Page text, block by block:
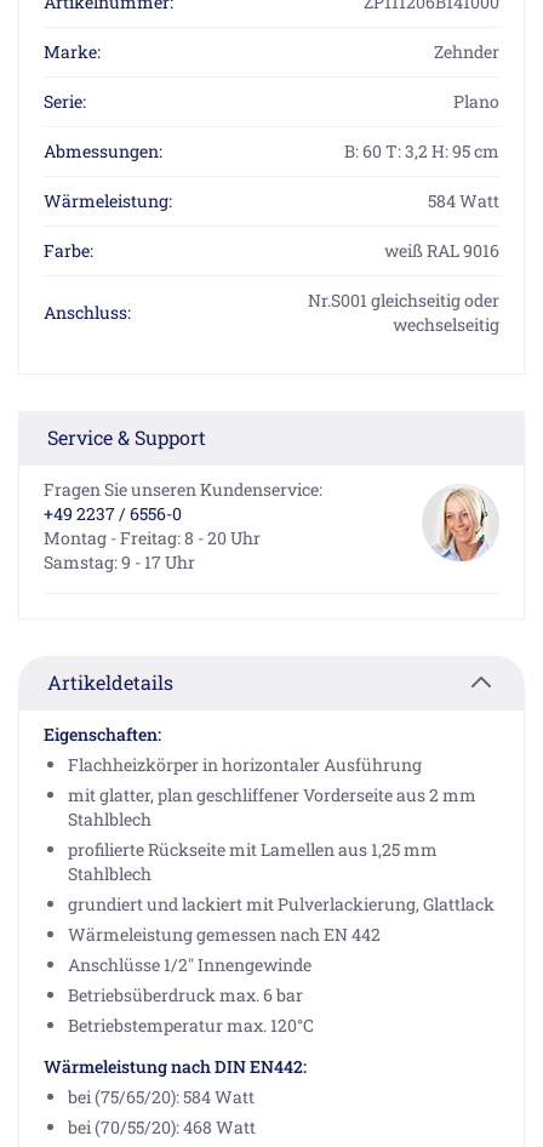
Marke: Zehnder
Serie: Plano
Abmessungen: B: 60 T: 3,2 H: 95 cm
Wärmeleistung: 584 Watt
Farbe: weiß RAL 9016
Anschluss:
Nr.S001 gleichseitig oder
wechselseitig
Service & Support
Fragen Sie unseren Kundenservice:
+49 2237 / 6556-0
Montag - Freitag: 8 - 20 Uhr
Samstag: 9 - 17 Uhr
Artikeldetails
Eigenschaften:
Flachheizkörper in horizontaler Ausführung
mit glatter, plan geschliffener Vorderseite aus 2 mm
Stahlblech
profilierte Rückseite mit Lamellen aus 1,25 mm
Stahlblech
grundiert und lackiert mit Pulverlackierung, Glattlack
Wärmeleistung gemessen nach EN 442
Anschlüsse 1/2" Innengewinde
Betriebsüberdruck max. 6 bar
Betriebstemperatur max. 120°C
Wärmeleistung nach DIN EN442:
bei (75/65/20): 584 Watt
bei (70/55/20): 468 Watt